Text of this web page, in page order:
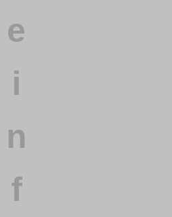
e
i
n
f